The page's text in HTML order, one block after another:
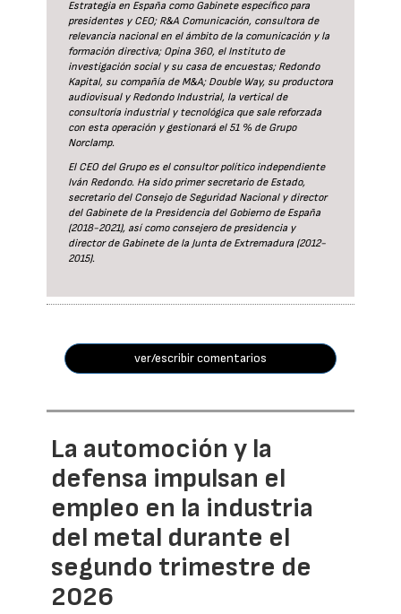
Estrategia en España como Gabinete específico para
presidentes y CEO; R&A Comunicación, consultora de
relevancia nacional en el ámbito de la comunicación y la
formación directiva; Opina 360, el Instituto de
investigación social y su casa de encuestas; Redondo
Kapital, su compañía de M&A; Double Way, su productora
audiovisual y Redondo Industrial, la vertical de
consultoría industrial y tecnológica que sale reforzada
con esta operación y gestionará el 51 % de Grupo
Norclamp.
El CEO del Grupo es el consultor político independiente
Iván Redondo. Ha sido primer secretario de Estado,
secretario del Consejo de Seguridad Nacional y director
del Gabinete de la Presidencia del Gobierno de España
(2018-2021), así como consejero de presidencia y
director de Gabinete de la Junta de Extremadura (2012-
2015).
ver/escribir comentarios
La automoción y la
defensa impulsan el
empleo en la industria
del metal durante el
segundo trimestre de
2026